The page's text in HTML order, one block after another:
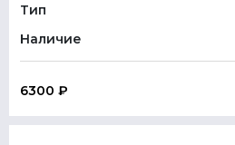
Тип
Наличие
6300 ₽